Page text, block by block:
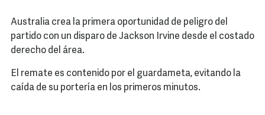
Australia crea la primera oportunidad de peligro del
partido con un disparo de Jackson Irvine desde el costado
derecho del área.
El remate es contenido por el guardameta, evitando la
caída de su portería en los primeros minutos.